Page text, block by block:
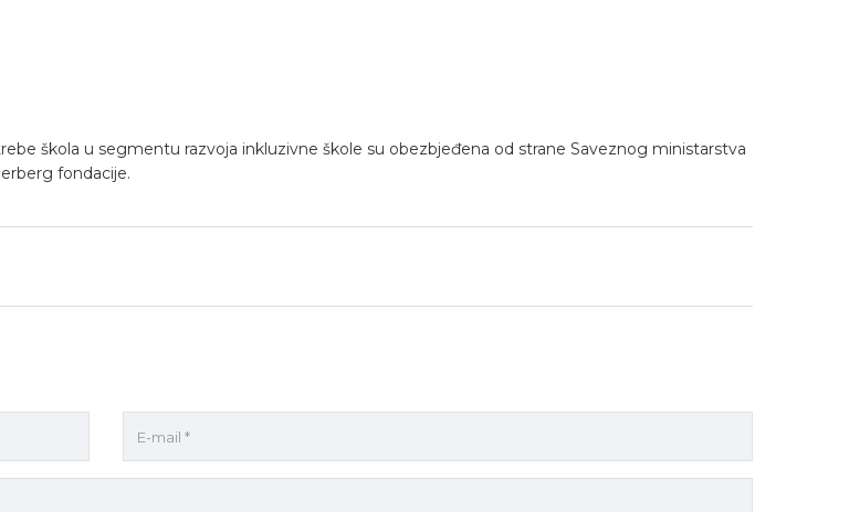
škola u segmentu razvoja inkluzivne škole su obezbjeđena od strane Saveznog ministarstva
fondacije.